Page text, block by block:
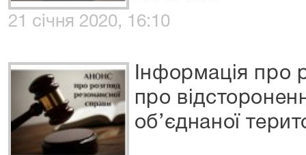
21 січня 2020, 16:10
Інформація про
про
об’єднаної